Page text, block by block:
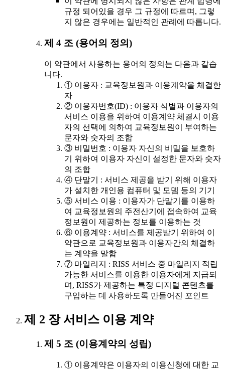
규정 되어있을 경우 그 규정에 따르며, 그렇
지 않은 경우에는 일반적인 관례에 따릅니다.
제 4 조 (용어의 정의)
이 약관에서 사용하는 용어의 정의는 다음과 같습
니다.
① 이용자 : 교육정보원과 이용계약을 체결한
자
② 이용자번호(ID) : 이용자 식별과 이용자의
서비스 이용을 위하여 이용계약 체결시 이용
자의 선택에 의하여 교육정보원이 부여하는
문자와 숫자의 조합
③ 비밀번호 : 이용자 자신의 비밀을 보호하
기 위하여 이용자 자신이 설정한 문자와 숫자
의 조합
④ 단말기 : 서비스 제공을 받기 위해 이용자
가 설치한 개인용 컴퓨터 및 모뎀 등의 기기
⑤ 서비스 이용 : 이용자가 단말기를 이용하
여 교육정보원의 주전산기에 접속하여 교육
정보원이 제공하는 정보를 이용하는 것
⑥ 이용계약 : 서비스를 제공받기 위하여 이
약관으로 교육정보원과 이용자간의 체결하
는 계약을 말함
⑦ 마일리지 : RISS 서비스 중 마일리지 적립
가능한 서비스를 이용한 이용자에게 지급되
며, RISS가 제공하는 특정 디지털 콘텐츠를
구입하는 데 사용하도록 만들어진 포인트
제 2 장 서비스 이용 계약
제 5 조 (이용계약의 성립)
① 이용계약은 이용자의 이용신청에 대한 교